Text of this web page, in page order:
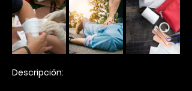
Descripción: